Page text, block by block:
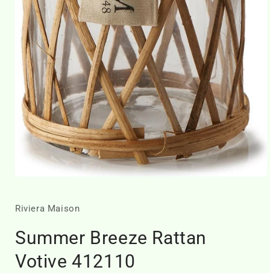
in
Riviera Maison
Summer Breeze Rattan
Votive 412110